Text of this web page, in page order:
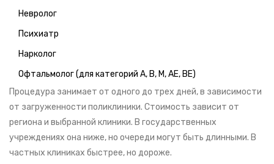
Невролог
Психиатр
Нарколог
Офтальмолог (для категорий A, B, M, AE, BE)
Процедура занимает от одного до трех дней, в зависимости
от загруженности поликлиники. Стоимость зависит от
региона и выбранной клиники. В государственных
учреждениях она ниже, но очереди могут быть длинными. В
частных клиниках быстрее, но дороже.